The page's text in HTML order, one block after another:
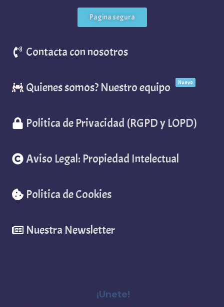
Pagina segura
Contacta con nosotros
Quienes somos? Nuestro equipo Nuevo
Politica de Privacidad (RGPD y LOPD)
Aviso Legal: Propiedad Intelectual
Politica de Cookies
Nuestra Newsletter
¡Unete!